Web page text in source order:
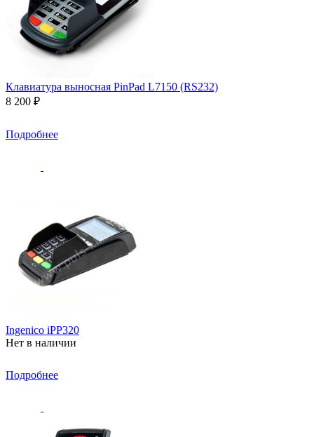
Клавиатура выносная PinPad L7150 (RS232)
8 200 ₽
Подробнее
Ingenico iPP320
Нет в наличии
Подробнее